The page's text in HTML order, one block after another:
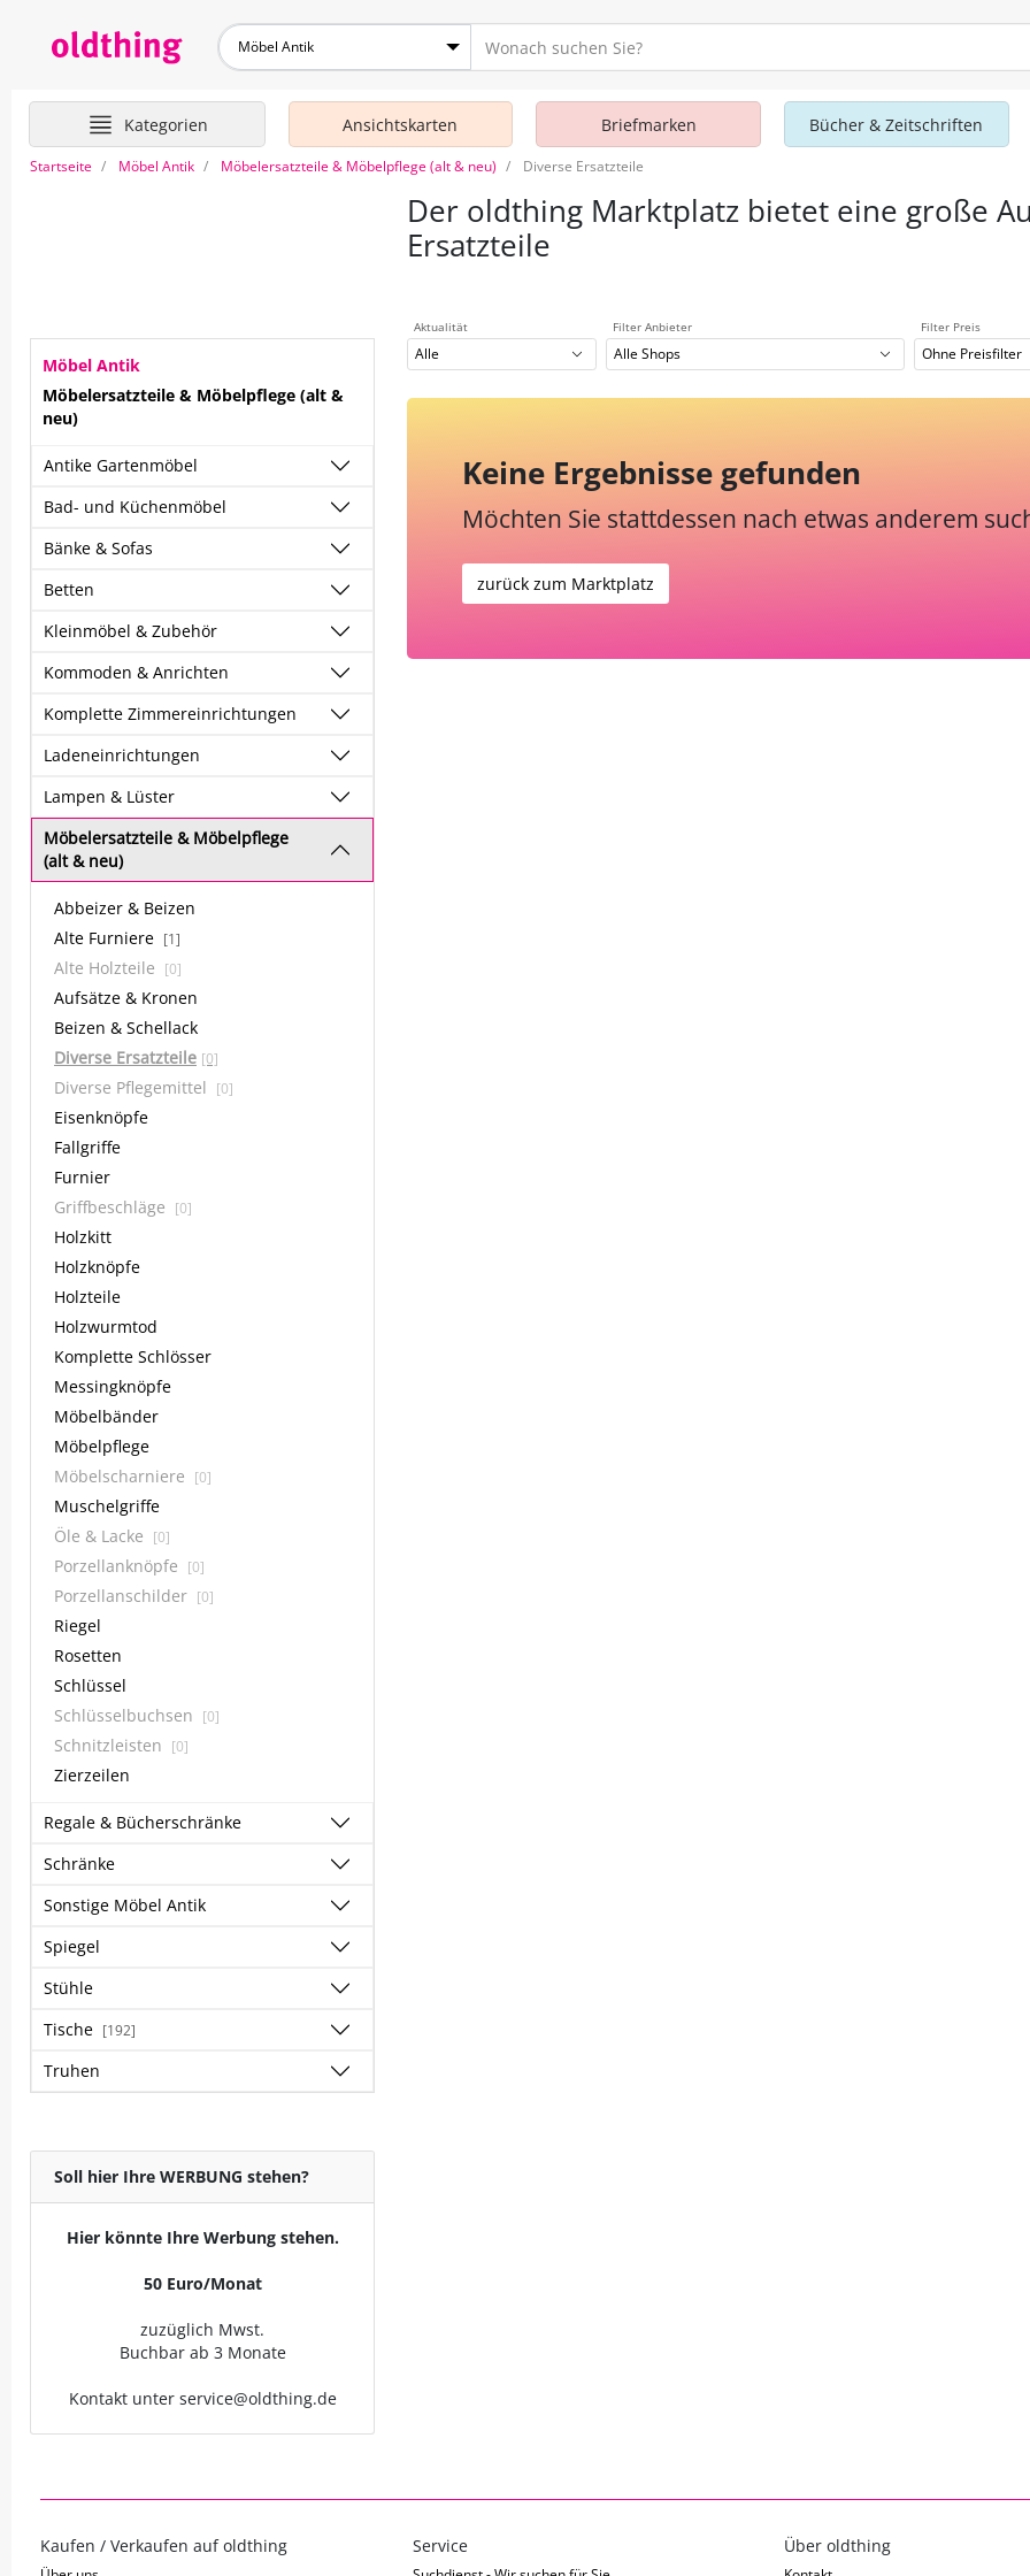
Möbel Antik
Kategorien Ansichtskarten Briefmarken Bücher & Zeitschriften
Startseite Möbel Antik Möbelersatzteile & Möbelpflege (alt & neu) Diverse Ersatzteile
Der oldthing Marktplatz bietet eine große
Ersatzteile
Möbel Antik
Möbelersatzteile & Möbelpflege (alt &
neu)
Antike Gartenmöbel
Bad- und Küchenmöbel
Bänke & Sofas
Betten
Kleinmöbel & Zubehör
Kommoden & Anrichten
Komplette Zimmereinrichtungen
Ladeneinrichtungen
Lampen & Lüster
Möbelersatzteile & Möbelpflege
(alt & neu)
Abbeizer & Beizen
Alte Furniere [1]
Alte Holzteile [0]
Aufsätze & Kronen
Beizen & Schellack
Diverse Ersatzteile [0]
Diverse Pflegemittel [0]
Eisenknöpfe
Fallgriffe
Furnier
Griffbeschläge
[0]
Holzkitt
Holzknöpfe
Holzteile
Holzwurmtod
Komplette Schlösser
Messingknöpfe
Möbelbänder
Möbelpflege
Möbelscharniere
[0]
Muschelgriffe
Öle & Lacke
[0]
Porzellanknöpfe [0]
Porzellanschilder [0]
Riegel
Rosetten
Schlüssel
Schlüsselbuchsen
[0]
Schnitzleisten [0]
Zierzeilen
Regale & Bücherschränke
Schränke
Sonstige Möbel Antik
Spiegel
Stühle
Tische [192]
Truhen
Soll hier Ihre WERBUNG stehen?
Hier könnte Ihre Werbung stehen.
50 Euro/Monat
zuzüglich Mwst.
Buchbar ab 3 Monate
Kontakt unter service@oldthing.de
Aktualität
Alle
Filter Anbieter
Alle Shops
Filter Preis
Ohne Preisfilter
Keine Ergebnisse gefunden
Möchten Sie stattdessen nach etwas anderem
zurück zum Marktplatz
Kaufen / Verkaufen auf oldthing Service Über oldthing